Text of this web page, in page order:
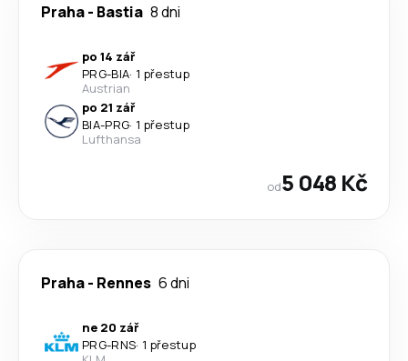
Praha- Bastia 8 dni
po 14 zář
PRG-BIA· 1 přestup
Austrian
po 21 zář
BIA-PRG· 1 přestup
Lufthansa
od5 048 Kč
Praha- Rennes 6 dni
ne 20 zář
PRG-RNS· 1 přestup